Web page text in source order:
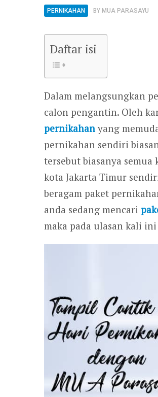
PERNIKAHAN BY MUA PARASAYU
Daftar isi
Dalam melangsungkan
calon pengantin. Oleh
pernikahan yang
pernikahan sendiri
tersebut biasanya
kota Jakarta Timur
beragam paket
anda sedang mencari
maka pada ulasan kali ini